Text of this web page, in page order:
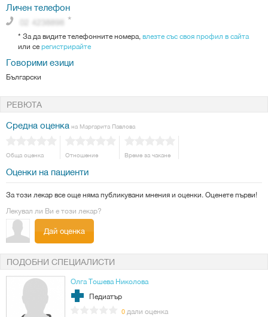
Личен телефон
* За да видите телефонните номера, влезте със своя профил в сайта
или серегистрирайте
Говорими езици
Български
РЕВЮТА
Средна оценка на Маргарита Павлова
Обща оценка Отношение Време за чакане
Оценки на пациенти
За този лекар все още няма публикувани мнения и оценки. Оценете първи!
Лекувал ли Ви е този лекар?
Дай оценка
ПОДОБНИ СПЕЦИАЛИСТИ
Олга Тошева Николова
Педиатър
0 дали оценка